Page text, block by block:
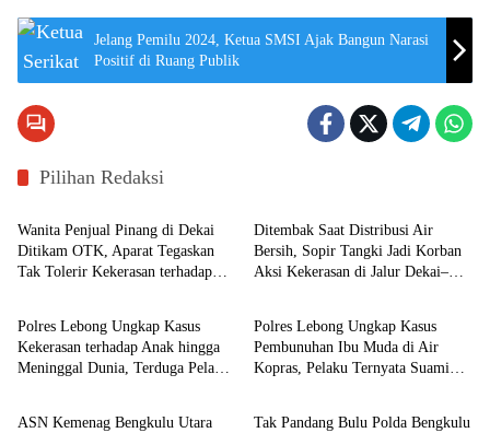
Jelang Pemilu 2024, Ketua SMSI Ajak Bangun Narasi
Positif di Ruang Publik
Pilihan Redaksi
Berita
Wanita Penjual Pinang di Dekai
Ditikam OTK, Aparat Tegaskan
Tak Tolerir Kekerasan terhadap
Ditembak Saat Distribusi Air
Bersih, Sopir Tangki Jadi Korban
Aksi Kekerasan di Jalur Dekai–
Berita
Polres Lebong Ungkap Kasus
Kekerasan terhadap Anak hingga
Meninggal Dunia, Terduga Pelaku
Berita
Polres Lebong Ungkap Kasus
Pembunuhan Ibu Muda di Air
Kopras, Pelaku Ternyata Suami
Bengkulu Utara
ASN Kemenag Bengkulu Utara
Bengkulu
Tak Pandang Bulu Polda Bengkulu